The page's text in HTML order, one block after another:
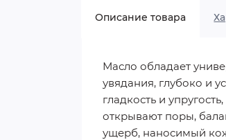
Описание товара
Масло обладает
увядания, глубоко и
гладкость и
открывают поры,
ущерб, наносимый